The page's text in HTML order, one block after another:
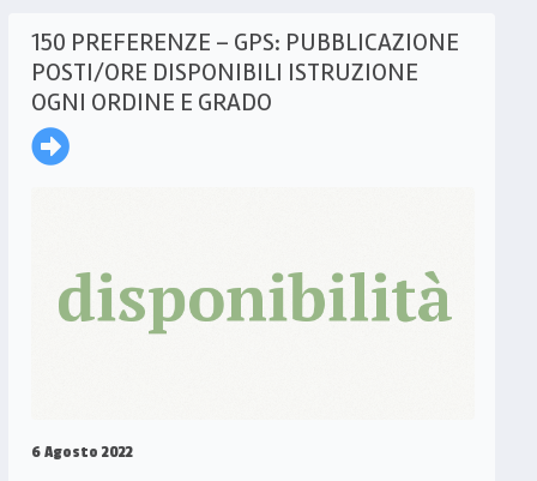
150 PREFERENZE – GPS: PUBBLICAZIONE
POSTI/ORE DISPONIBILI ISTRUZIONE
OGNI ORDINE E GRADO
6 Agosto 2022